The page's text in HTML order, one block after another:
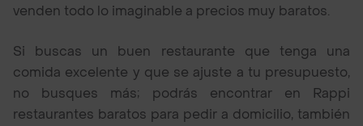
venden todo lo imaginable a precios muy baratos.
Si buscas un buen restaurante que tenga una
comida excelente y que se ajuste a tu presupuesto,
no busques más; podrás encontrar en Rappi
restaurantes baratos para pedir a domicilio, también